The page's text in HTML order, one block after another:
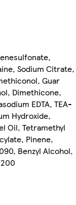
Sodium Citrate,
Guar
Dimethicone,
EDTA, TEA-
Hydroxide,
Oil, Tetramethyl
Pinene,
Benzyl Alcohol,